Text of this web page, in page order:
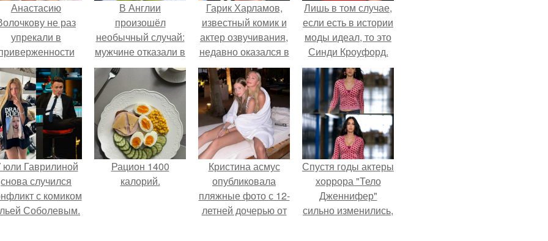
Анастасию
не раз
упрекали в
бьюти -
процедурам.
В Англии
произошёл
необычный случай:
мужчине отказали в
приёме на работу
из-за его
физиологических
особенностей.
Гарик Харламов,
известный комик и
актер озвучивания,
недавно оказался в
центре внимания
из-за своей работы
над озвучкой
мультфильма про
колобка.
Лишь в том случае,
если есть в истории
моды идеал, то это
Синди Кроуфорд.
юли Гаврилиной
снова случился
с комиком
Соболевым.
Рацион 1400
калорий.
Кристина асмус
опубликовала
пляжные фото с 12-
летней дочерью от
Спустя годы актеры
хоррора "Тело
Дженнифер"
сильно изменились,